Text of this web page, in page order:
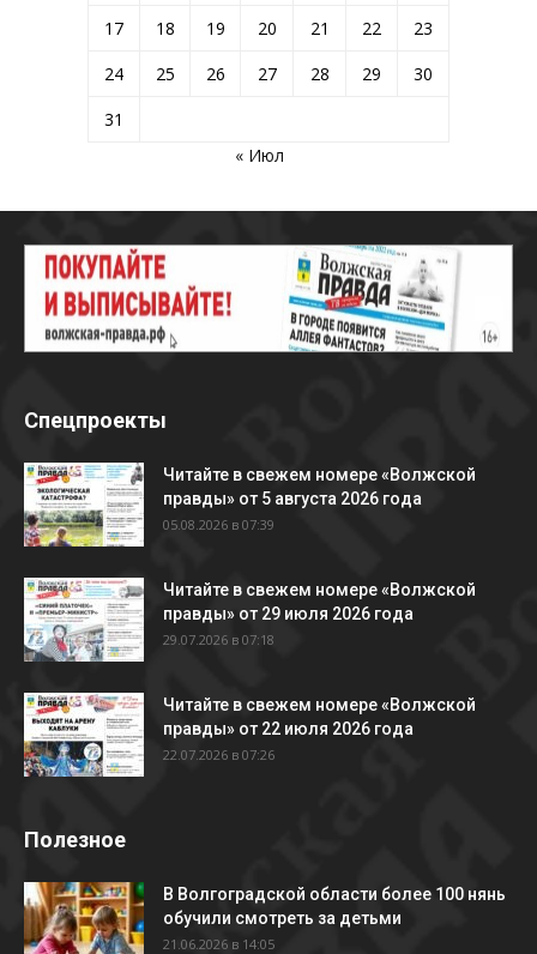
17
18 19 20 21 22
23
24
25 26 27 28 29
30
31
« Июл
Спецпроекты
Читайте в свежем номере «Волжской
правды» от 5 августа 2026 года
05.08.2026 в 07:39
Читайте в свежем номере «Волжской
правды» от 29 июля 2026 года
29.07.2026 в 07:18
Читайте в свежем номере «Волжской
правды» от 22 июля 2026 года
22.07.2026 в 07:26
Полезное
В Волгоградской области более 100 нянь
обучили смотреть за детьми
21.06.2026 в 14:05